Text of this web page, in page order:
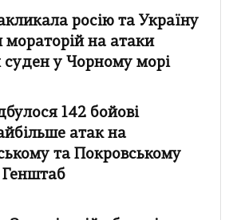
росію та Україну
мораторій на атаки
суден у Чорному морі
142 бойові
атак на
та Покровському